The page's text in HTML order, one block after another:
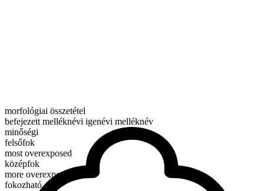
morfológiai összetétel
befejezett melléknévi igenévi melléknév
minőségi
felsőfok
most overexposed
középfok
more overexposed
fokozható